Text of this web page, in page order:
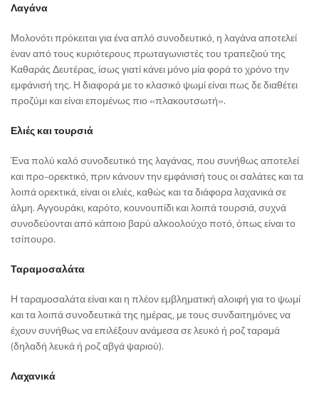
Λαγάνα
Μολονότι πρόκειται για ένα απλό συνοδευτικό, η λαγάνα αποτελεί
έναν από τους κυριότερους πρωταγωνιστές του τραπεζιού της
Καθαράς Δευτέρας, ίσως γιατί κάνει μόνο μία φορά το χρόνο την
εμφάνισή της. Η διαφορά με το κλασικό ψωμί είναι πως δε διαθέτει
προζύμι και είναι επομένως πιο «πλακουτσωτή».
Ελιές και τουρσιά
Ένα πολύ καλό συνοδευτικό της λαγάνας, που συνήθως αποτελεί
και προ-ορεκτικό, πριν κάνουν την εμφάνισή τους οι σαλάτες και τα
λοιπά ορεκτικά, είναι οι ελιές, καθώς και τα διάφορα λαχανικά σε
άλμη. Αγγουράκι, καρότο, κουνουπίδι και λοιπά τουρσιά, συχνά
συνοδεύονται από κάποιο βαρύ αλκοολούχο ποτό, όπως είναι το
τσίπουρο.
Ταραμοσαλάτα
Η ταραμοσαλάτα είναι και η πλέον εμβληματική αλοιφή για το ψωμί
και τα λοιπά συνοδευτικά της ημέρας, με τους συνδαιτημόνες να
έχουν συνήθως να επιλέξουν ανάμεσα σε λευκό ή ροζ ταραμά
(δηλαδή λευκά ή ροζ αβγά ψαριού).
Λαχανικά